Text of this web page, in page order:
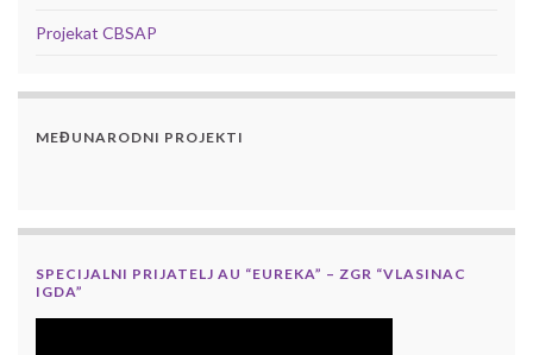
Projekat CBSAP
MEĐUNARODNI PROJEKTI
SPECIJALNI PRIJATELJ AU “EUREKA” – ZGR “VLASINAC
IGDA”